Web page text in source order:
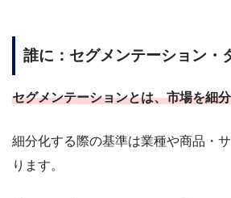
誰に：セグメンテーション・
セグメンテーションとは、市場を細
細分化する際の基準は業種や商品・
ります。